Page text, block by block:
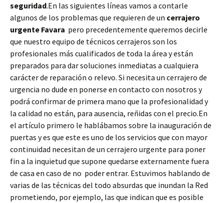
seguridad.En las siguientes líneas vamos a contarle
algunos de los problemas que requieren de un cerrajero
urgente Favara pero precedentemente queremos decirle
que nuestro equipo de técnicos cerrajeros son los
profesionales más cualificados de toda la área y están
preparados para dar soluciones inmediatas a cualquiera
carácter de reparación o relevo. Si necesita un cerrajero de
urgencia no dude en ponerse en contacto con nosotros y
podrá confirmar de primera mano que la profesionalidad y
la calidad no están, para ausencia, reñidas con el precio.En
el artículo primero le hablábamos sobre la inauguración de
puertas y es que este es uno de los servicios que con mayor
continuidad necesitan de un cerrajero urgente para poner
fin a la inquietud que supone quedarse externamente fuera
de casa en caso de no poder entrar. Estuvimos hablando de
varias de las técnicas del todo absurdas que inundan la Red
prometiendo, por ejemplo, las que indican que es posible